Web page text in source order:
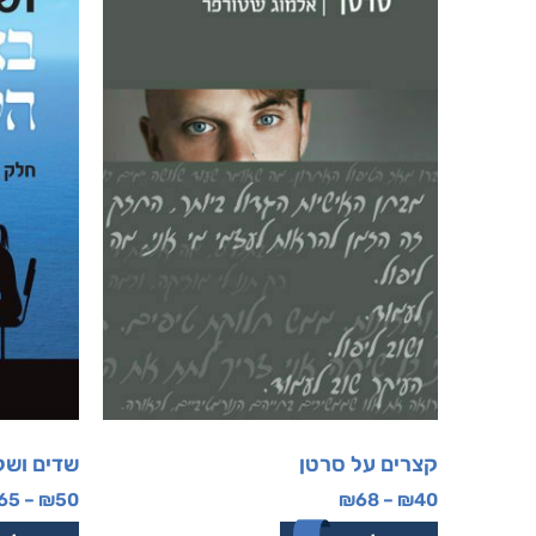
קצרים על סרטן
₪40
–
₪68
שדים
₪50
–